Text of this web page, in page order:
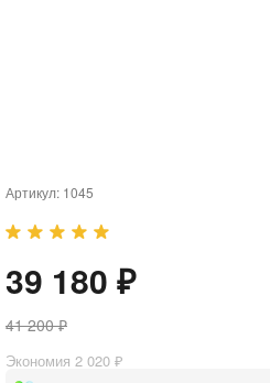
Артикул: 1045
39 180 ₽
41 200 ₽
Экономия 2 020 ₽